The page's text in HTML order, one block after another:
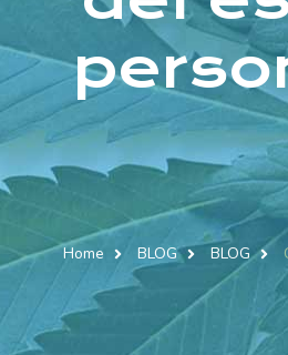
Home BLOG BLOG